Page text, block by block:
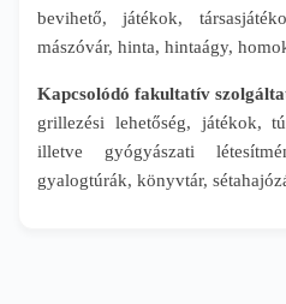
bevihető, játékok,
mászóvár, hinta, hintaágy,
Kapcsolódó fakultatív
grillezési lehetőség, játékok,
illetve gyógyászati
gyalogtúrák, könyvtár,